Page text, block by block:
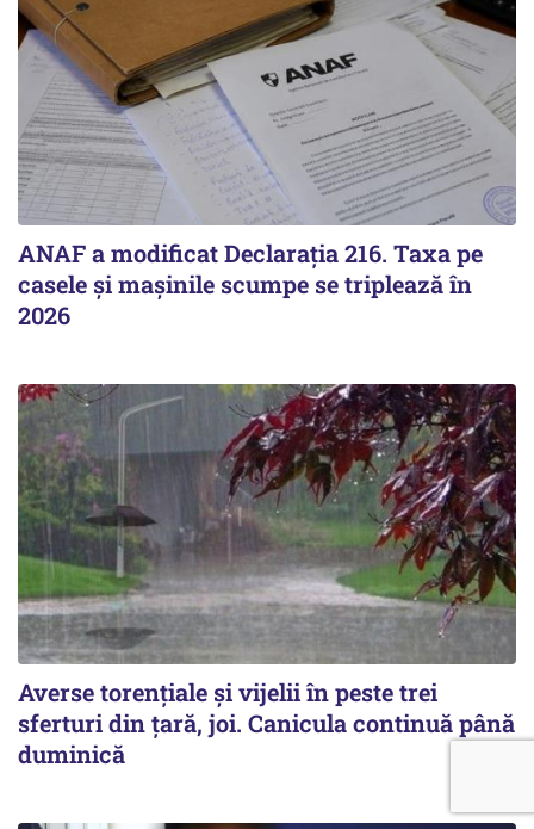
ANAF a modificat Declarația 216. Taxa pe
casele și mașinile scumpe se triplează în
2026
Averse torențiale și vijelii în peste trei
sferturi din țară, joi. Canicula continuă până
duminică